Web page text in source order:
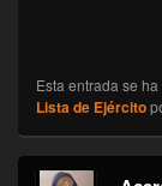
Esta entrada se
Lista de Ejército